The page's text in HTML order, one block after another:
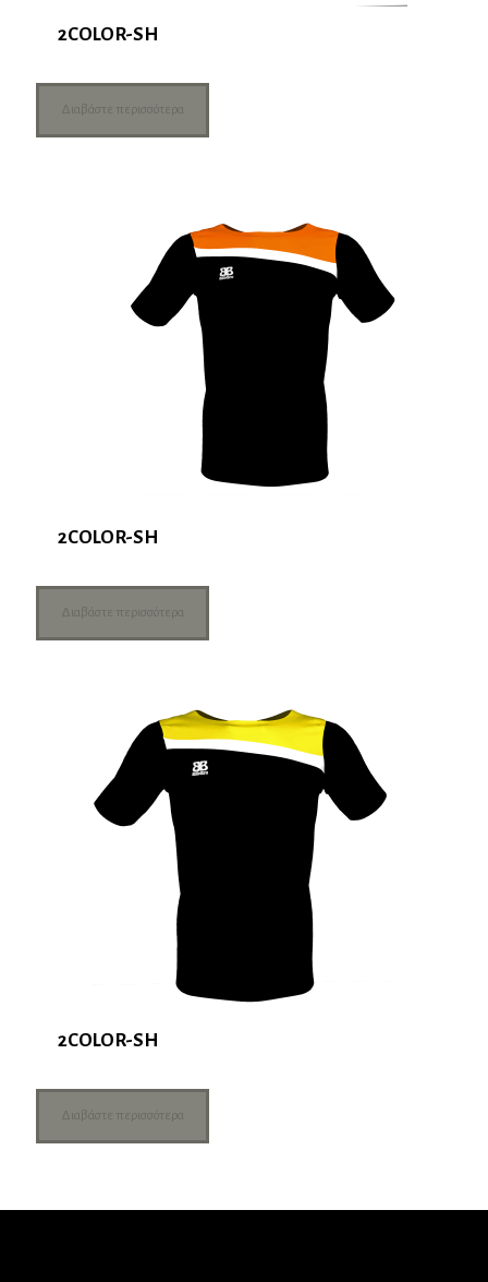
2COLOR-SH
Διαβάστε περισσότερα
2COLOR-SH
Διαβάστε περισσότερα
2COLOR-SH
Διαβάστε περισσότερα